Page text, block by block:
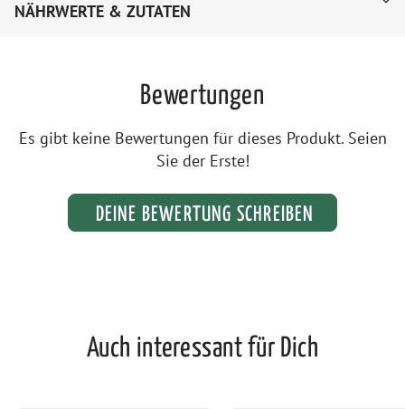
NÄHRWERTE & ZUTATEN
Bewertungen
Es gibt keine Bewertungen für dieses Produkt. Seien
Sie der Erste!
DEINE BEWERTUNG SCHREIBEN
Auch interessant für Dich